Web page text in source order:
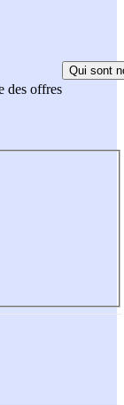
des offres
Qui sont